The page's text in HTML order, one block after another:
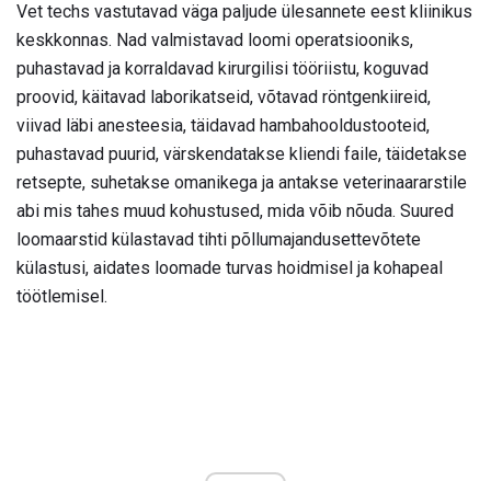
Vet techs vastutavad väga paljude ülesannete eest kliinikus
keskkonnas. Nad valmistavad loomi operatsiooniks,
puhastavad ja korraldavad kirurgilisi tööriistu, koguvad
proovid, käitavad laborikatseid, võtavad röntgenkiireid,
viivad läbi anesteesia, täidavad hambahooldustooteid,
puhastavad puurid, värskendatakse kliendi faile, täidetakse
retsepte, suhetakse omanikega ja antakse veterinaararstile
abi mis tahes muud kohustused, mida võib nõuda. Suured
loomaarstid külastavad tihti põllumajandusettevõtete
külastusi, aidates loomade turvas hoidmisel ja kohapeal
töötlemisel.